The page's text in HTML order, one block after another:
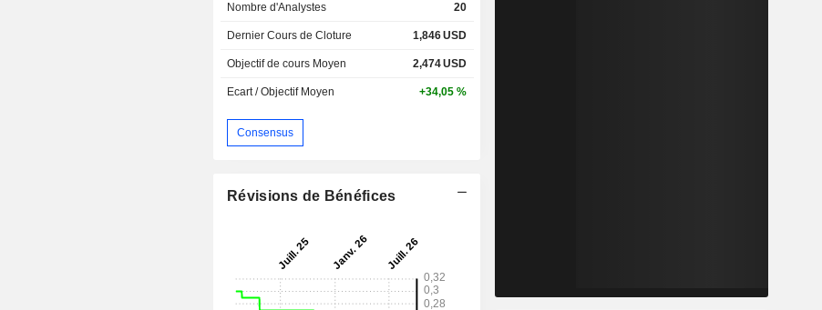
Nombre d'Analystes 20
Dernier Cours de Cloture 1,846USD
Objectif de cours Moyen 2,474USD
Ecart / Objectif Moyen +34,05 %
Consensus
Révisions de Bénéfices